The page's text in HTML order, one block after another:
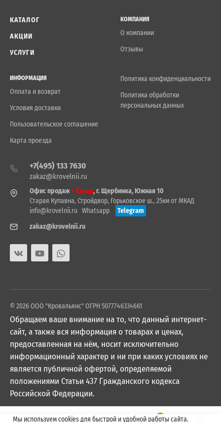
КАТАЛОГ
АКЦИИ
УСЛУГИ
КОМПАНИЯ
О компании
Отзывы
ИНФОРМАЦИЯ
Оплата и возврат
Условия доставки
Пользовательское соглашение
Карта проезда
Политика конфиденциальности
Политика обработки
персональных данных
+7(495) 133 7630
zakaz@krovelnii.ru
Офис продаж+ Склад, г. Щербинка, Южная 10
Старая Купавна, Стройдвор, Горьковское ш., 25км от МКАД
info@krovelnii.ru Whatsapp
Telegram
zakaz@krovelnii.ru
© 2026 ООО "Кровальянс" ОГРН 5077746334661
Обращаем ваше внимание на то, что данный интернет-
сайт, а также вся информация о товарах и ценах,
предоставленная на нём, носит исключительно
информационный характер и ни при каких условиях не
является публичной офертой, определяемой
положениями Статьи 437 Гражданского кодекса
Российской Федерации.
Мы используем cookies для быстрой и удобной работы сайта.
0